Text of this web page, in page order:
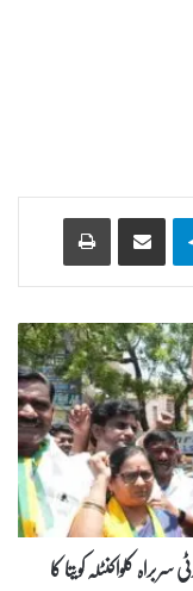
Telegram
کلواکنٹلہ کویتا کا